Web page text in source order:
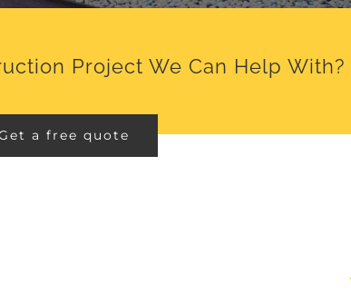
Project We Can Help With?
a free quote